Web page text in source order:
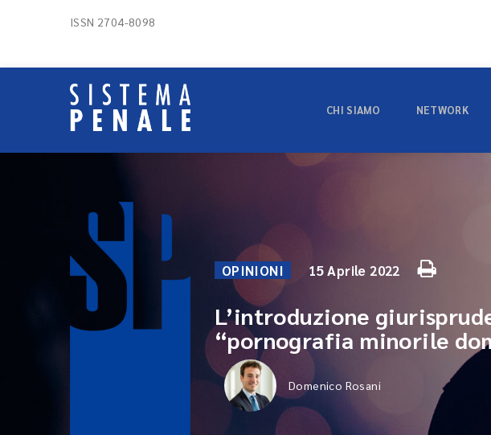
ISSN 2704-8098
CHI SIAMO NETWORK
OPINIONI 15 Aprile 2022
L’introduzione
“pornografia minorile
Domenico Rosani